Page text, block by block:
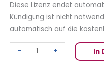
Diese Lizenz endet
Kündigung ist nicht
automatisch auf die
- + In